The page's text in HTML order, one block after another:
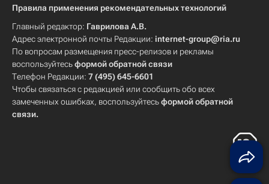
Правила применения рекомендательных технологий
Главный редактор: Гаврилова А.В.
Адрес электронной почты Редакции: internet-group@ria.ru
По вопросам размещения пресс-релизов и рекламы
воспользуйтесьформой обратной связи
Телефон Редакции: 7 (495) 645-6601
Чтобы связаться с редакцией или сообщить обо всех
замеченных ошибках, воспользуйтесьформой обратной
связи.